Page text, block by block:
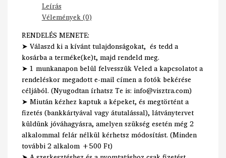
Leírás
Vélemények (0)
RENDELÉS MENETE:
➤ Válaszd ki a kívánt tulajdonságokat, és tedd a
kosárba a terméke(ke)t, majd rendeld meg.
➤ 1 munkanapon belül felvesszük Veled a kapcsolatot a
rendeléskor megadott e-mail címen a fotók bekérése
céljából. (Nyugodtan írhatsz Te is: info@visztra.com)
➤ Miután kézhez kaptuk a képeket, és megtörtént a
fizetés (bankkártyával vagy átutalással), látványtervet
küldünk jóváhagyásra, amelyen szükség esetén még 2
alkalommal felár nélkül kérhetsz módosítást. (Minden
további 2 alkalom +500 Ft)